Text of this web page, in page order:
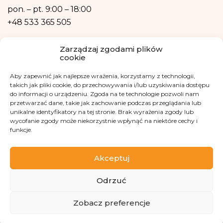
Zarządzaj zgodami plików
cookie
Aby zapewnić jak najlepsze wrażenia, korzystamy z technologii,
takich jak pliki cookie, do przechowywania i/lub uzyskiwania dostępu
do informacji o urządzeniu. Zgoda na te technologie pozwoli nam
przetwarzać dane, takie jak zachowanie podczas przeglądania lub
unikalne identyfikatory na tej stronie. Brak wyrażenia zgody lub
wycofanie zgody może niekorzystnie wpłynąć na niektóre cechy i
funkcje.
Akceptuj
Odrzuć
Zobacz preferencje
również w formie profilowania.
pon. – pt. 9:00 – 18:00
+48 533 365 505
kontakt@fundacjakasisi.pl
Inspektor Danych Osobowych
Klaudia Kwiatkowska
iod@fundacjakasisi.pl